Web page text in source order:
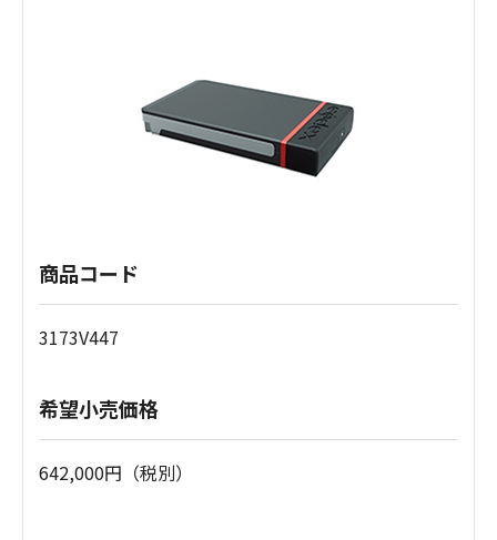
商品コード
3173V447
希望小売価格
642,000円（税別）